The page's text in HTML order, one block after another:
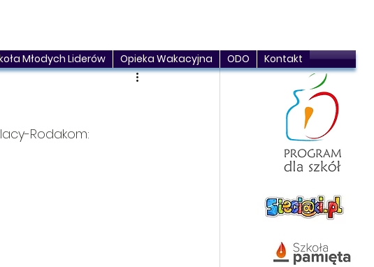
Rodakom:
Młodych Liderów Opieka Wakacyjna ODO Kontakt